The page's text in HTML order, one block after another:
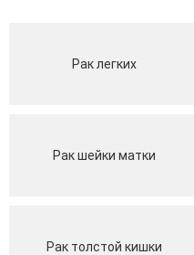
Рак легких
Рак шейки матки
Рак толстой кишки